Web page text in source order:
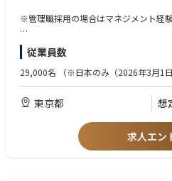
・現状デジマケ領域の業務把握、整理
・クライアントのビジネス課題の理解、
・大規模構築、移行案件のプロジェクト
・クライアントのビジネス課題の理解、
【PMO】
・マーケティングBPO案件のプロジェ
・クライアントのビジネス課題の理解
・マーケティングBPOソリューション
・移行期間中の品質・チームメンバー
※管理職採用の場合はマネジメント経
【歓迎要件】
・英語力
・コンサルティングの実務経験
・AEM、SitecoreなどハイエンドCMS
・システム、インフラ領域の知見、実
・デジタルマーケティング戦略支援経
・業務改善の知見、実務経験
・ビジネス英語の実務経験
従業員数
29,000名 （※日本のみ（2026年3月1日
東京都 想
求人エン